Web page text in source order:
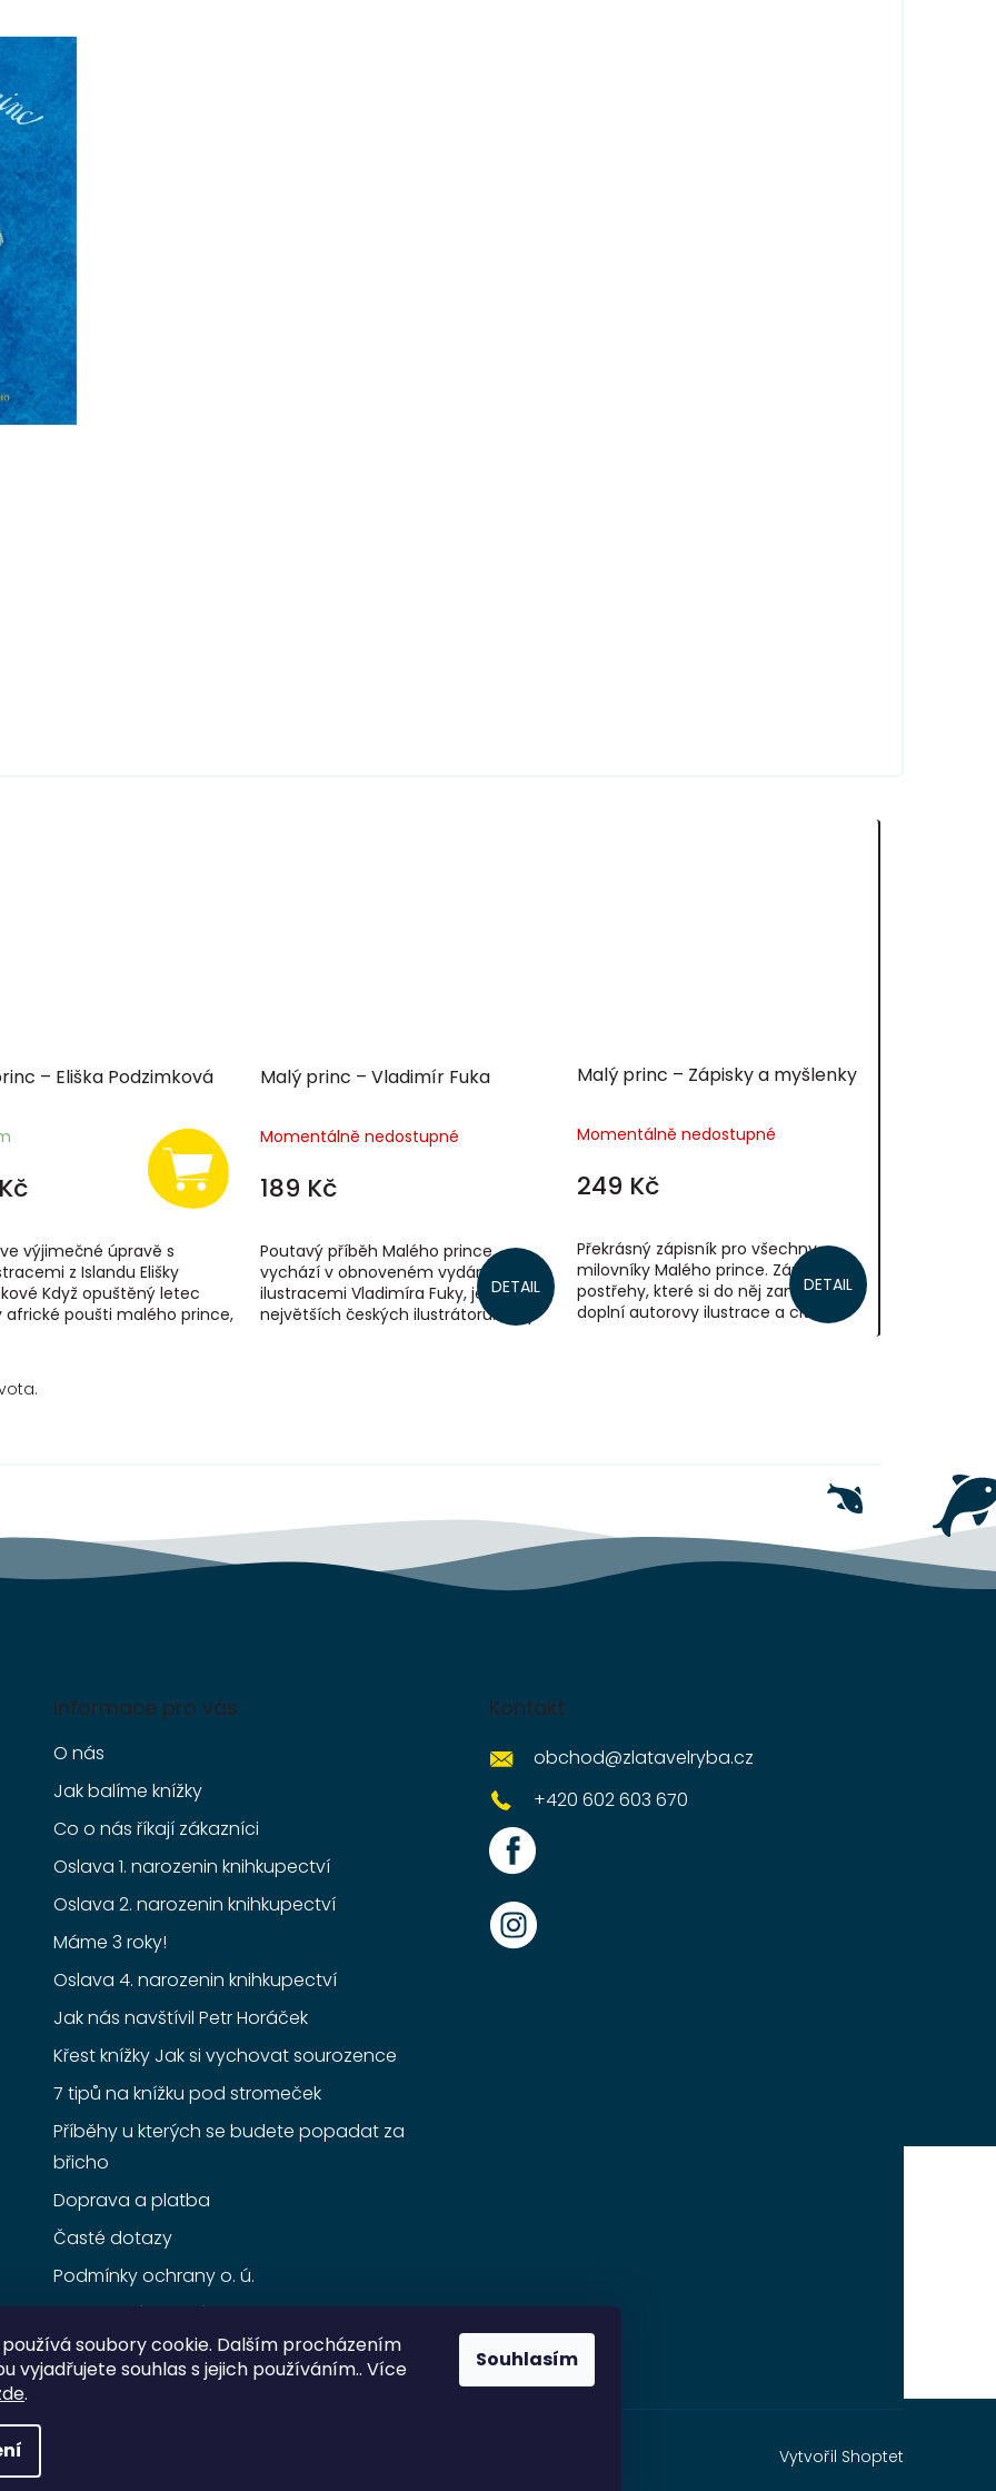
soubory cookie. Dalším procházením
vyjadřujete souhlas s jejich používáním.. Více
.
Souhlasím
– Eliška Podzimková
výjimečné úpravě s
z Islandu Elišky
Když opuštěný letec
africké poušti malého prince,
Malý princ – Vladimír Fuka
Momentálně nedostupné
189 Kč
DETAIL
Poutavý příběh Malého prince
vychází v obnoveném vydání s
ilustracemi Vladimíra Fuky, jednoho z
největších českých ilustrátorů. Malý
Malý princ – Zápisky a myšlenky
Momentálně nedostupné
249 Kč
DETAIL
Překrásný zápisník pro všechny
milovníky Malého prince. Zápisky a
postřehy, které si do něj zanesete,
doplní autorovy ilustrace a citáty z
Informace pro vás
O nás
Jak balíme knížky
Co o nás říkají zákazníci
Oslava 1. narozenin knihkupectví
Oslava 2. narozenin knihkupectví
Máme 3 roky!
Oslava 4. narozenin knihkupectví
Jak nás navštívil Petr Horáček
Křest knížky Jak si vychovat sourozence
7 tipů na knížku pod stromeček
Příběhy u kterých se budete popadat za
břicho
Doprava a platba
Časté dotazy
Podmínky ochrany o. ú.
Obchodní podmínky
Kontakt
obchod@zlatavelryba.cz
+420 602 603 670
Vytvořil Shoptet